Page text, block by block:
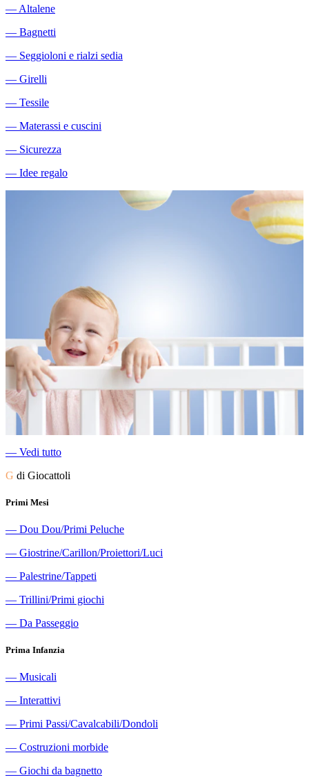
―Altalene
― Bagnetti
― Seggioloni e rialzi sedia
― Girelli
― Tessile
― Materassi e cuscini
― Sicurezza
― Idee regalo
― Vedi tutto
G di Giocattoli
Primi Mesi
― Dou Dou/Primi Peluche
― Giostrine/Carillon/Proiettori/Luci
― Palestrine/Tappeti
― Trillini/Primi giochi
― Da Passeggio
Prima Infanzia
― Musicali
― Interattivi
― Primi Passi/Cavalcabili/Dondoli
― Costruzioni morbide
― Giochi da bagnetto